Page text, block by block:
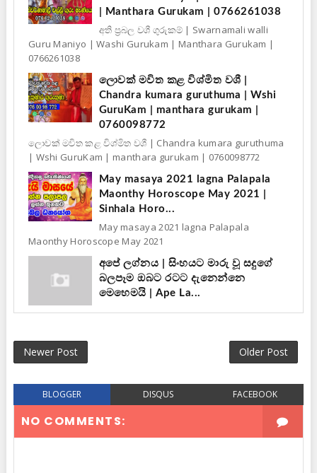
| Manthara Gurukam | 0766261038
අති ප්‍රබල වශී ගුරුකම් | Swarnamali walli
Guru Maniyo | Washi Gurukam | Manthara Gurukam |
0766261038
ලොවක් මවිත කළ විශ්මිත වශී |
Chandra kumara guruthuma | Wshi
GuruKam | manthara gurukam |
0760098772
ලොවක් මවිත කළ විශ්මිත වශී | Chandra kumara guruthuma
| Wshi GuruKam | manthara gurukam | 0760098772
May masaya 2021 lagna Palapala
Maonthy Horoscope May 2021 |
Sinhala Horo...
May masaya 2021 lagna Palapala
Maonthy Horoscope May 2021
අපේ ලග්නය | සිංහයට මාරු වූ සදුගේ
බලපෑම ඔබට රටට දැනෙන්නෙ
මෙහෙමයි | Ape La...
Newer Post Older Post
BLOGGER DISQUS FACEBOOK
NO COMMENTS: